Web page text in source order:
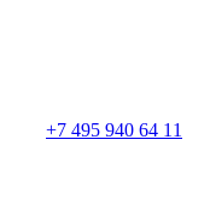
+7 495 940 64 11